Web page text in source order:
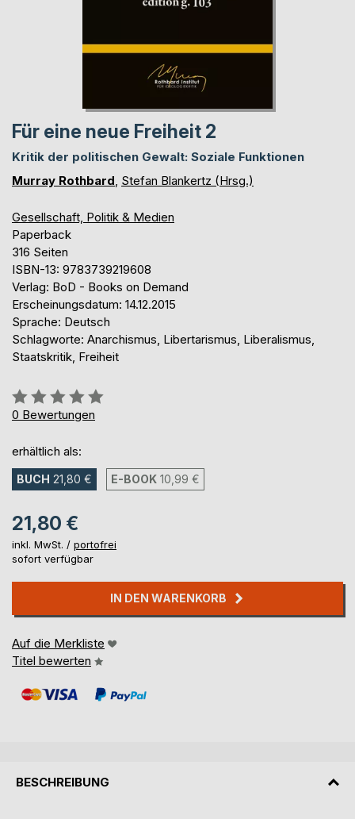
Für eine neue Freiheit 2
Kritik der politischen Gewalt: Soziale Funktionen
Murray Rothbard, Stefan Blankertz (Hrsg.)
Gesellschaft, Politik & Medien
Paperback
316 Seiten
ISBN-13: 9783739219608
Verlag: BoD - Books on Demand
Erscheinungsdatum: 14.12.2015
Sprache: Deutsch
Schlagworte: Anarchismus, Libertarismus, Liberalismus,
Staatskritik, Freiheit
Bewertung::
0%
0 Bewertungen
erhältlich als:
BUCH 21,80 € E-BOOK 10,99 €
21,80 €
inkl. MwSt. / portofrei
sofort verfügbar
IN DEN WARENKORB
Auf die Merkliste
Titel bewerten
BESCHREIBUNG